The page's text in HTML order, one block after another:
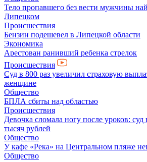
Тело пропавшего без вести мужчины
Липецком
Происшествия
Бензин подешевел в Липецкой области
Экономика
Арестован ранивший ребенка стрелок
Происшествия
Суд в 800 раз увеличил страховую
женщине
Общество
БПЛА сбиты над областью
Происшествия
Девочка сломала ногу после уроков:
тысяч рублей
Общество
У кафе «Река» на Центральном пляже
Общество